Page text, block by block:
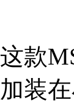
这款
加装